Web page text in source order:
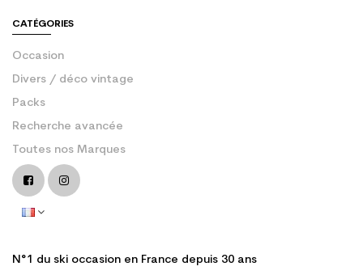
CATÉGORIES
Occasion
Divers / déco vintage
Packs
Recherche avancée
Toutes nos Marques
N°1 du ski occasion en France depuis 30 ans